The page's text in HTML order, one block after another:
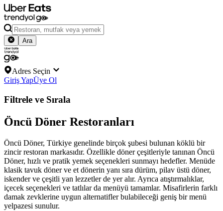
Ara
Adres Seçin
Giriş YapÜye Ol
Filtrele ve Sırala
Öncü Döner Restoranları
Öncü Döner, Türkiye genelinde birçok şubesi bulunan köklü bir
zincir restoran markasıdır. Özellikle döner çeşitleriyle tanınan Öncü
Döner, hızlı ve pratik yemek seçenekleri sunmayı hedefler. Menüde
klasik tavuk döner ve et dönerin yanı sıra dürüm, pilav üstü döner,
iskender ve çeşitli yan lezzetler de yer alır. Ayrıca atıştırmalıklar,
içecek seçenekleri ve tatlılar da menüyü tamamlar. Misafirlerin farklı
damak zevklerine uygun alternatifler bulabileceği geniş bir menü
yelpazesi sunulur.